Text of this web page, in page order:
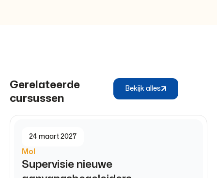
Gerelateerde
cursussen
Bekijk alles
24 maart 2027
Mol
Supervisie nieuwe